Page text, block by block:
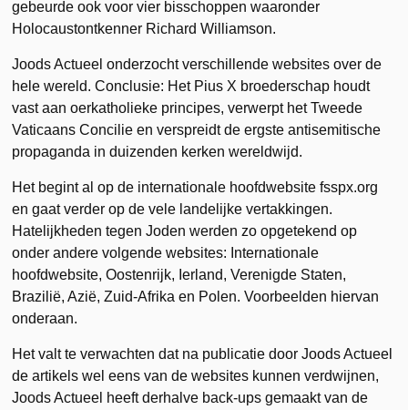
gebeurde ook voor vier bisschoppen waaronder
Holocaustontkenner Richard Williamson.
Joods Actueel onderzocht verschillende websites over de
hele wereld. Conclusie: Het Pius X broederschap houdt
vast aan oerkatholieke principes, verwerpt het Tweede
Vaticaans Concilie en verspreidt de ergste antisemitische
propaganda in duizenden kerken wereldwijd.
Het begint al op de internationale hoofdwebsite fsspx.org
en gaat verder op de vele landelijke vertakkingen.
Hatelijkheden tegen Joden werden zo opgetekend op
onder andere volgende websites: Internationale
hoofdwebsite, Oostenrijk, Ierland, Verenigde Staten,
Brazilië, Azië, Zuid-Afrika en Polen. Voorbeelden hiervan
onderaan.
Het valt te verwachten dat na publicatie door Joods Actueel
de artikels wel eens van de websites kunnen verdwijnen,
Joods Actueel heeft derhalve back-ups gemaakt van de